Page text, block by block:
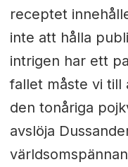
receptet
inte att hålla
intrigen har ett
fallet måste vi till
den tonåriga
avslöja